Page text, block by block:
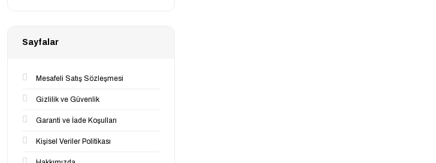
Sayfalar
Mesafeli Satış Sözleşmesi
Gizlilik ve Güvenlik
Garanti ve İade Koşulları
Kişisel Veriler Politikası